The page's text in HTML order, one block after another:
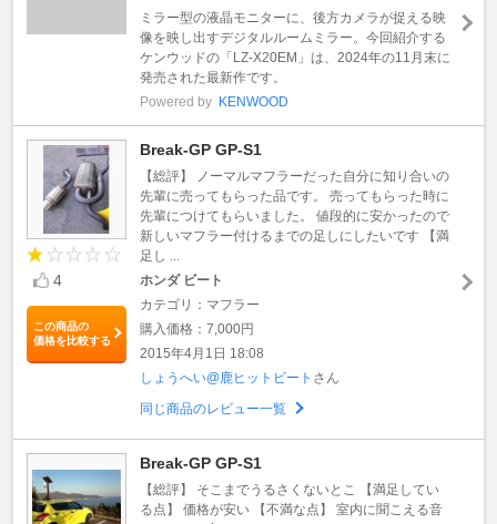
ミラー型の液晶モニターに、後方カメラが捉える映
像を映し出すデジタルルームミラー。今回紹介する
ケンウッドの「LZ-X20EM」は、2024年の11月末に
発売された最新作です。
Powered by KENWOOD
4
この商品の
価格を比較する
Break-GP GP-S1
【総評】 ノーマルマフラーだった自分に知り合いの
先輩に売ってもらった品です。 売ってもらった時に
先輩につけてもらいました。 値段的に安かったので
新しいマフラー付けるまでの足しにしたいです 【満
足し ...
ホンダ ビート
カテゴリ：マフラー
購入価格：7,000円
2015年4月1日 18:08
しょうへい@鹿ヒットビート さん
同じ商品のレビュー一覧
Break-GP GP-S1
【総評】 そこまでうるさくないとこ 【満足してい
る点】 価格が安い 【不満な点】 室内に聞こえる音